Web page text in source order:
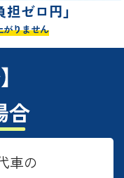
担ゼロ円」
がりません
合
車の